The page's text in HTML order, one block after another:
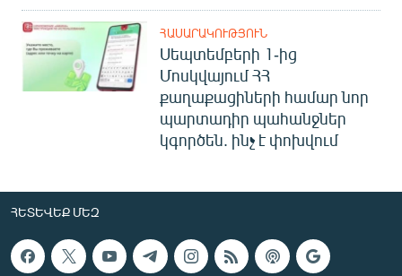
ՀԱՍԱՐԱԿՈՒԹՅՈՒՆ
Սեպտեմբերի 1-ից
Մոսկվայում ՀՀ
քաղաքացիների համար նոր
պարտադիր պահանջներ
կգործեն. ինչ է փոխվում
ՀԵՏԵՎԵՔ ՄԵԶ